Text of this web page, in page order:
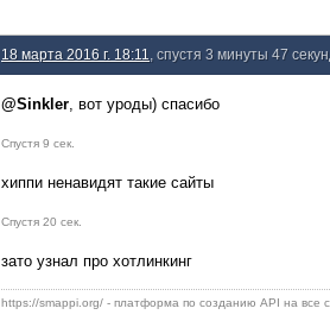
18 марта 2016 г. 18:11 , спустя 3 минуты 47
@Sinkler, вот уроды) спасибо
Спустя 9 сек.
хиппи ненавидят такие сайты
Спустя 20 сек.
зато узнал про хотлинкинг
https://smappi.org/ - платформа по созданию API на все